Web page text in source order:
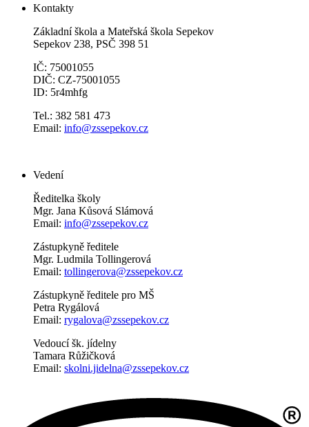
Kontakty
Základní škola a Mateřská škola Sepekov
Sepekov 238, PSČ 398 51
IČ: 75001055
DIČ: CZ-75001055
ID: 5r4mhfg
Tel.: 382 581 473
Email: info@zssepekov.cz
Vedení
Ředitelka školy
Mgr. Jana Kůsová Slámová
Email: info@zssepekov.cz
Zástupkyně ředitele
Mgr. Ludmila Tollingerová
Email: tollingerova@zssepekov.cz
Zástupkyně ředitele pro MŠ
Petra Rygálová
Email: rygalova@zssepekov.cz
Vedoucí šk. jídelny
Tamara Růžičková
Email: skolni.jidelna@zssepekov.cz